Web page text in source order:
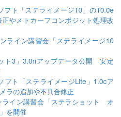
フト「ステライメージ10」の10.0e
やメトカーフコンポジット処理改
ライン講習会「ステライメージ10
ト3」3.0nアップデータ公開 安定
フト「ステライメージLite」1.0cア
ラの追加や不具合修正
ライン講習会「ステラショット オ
を開催